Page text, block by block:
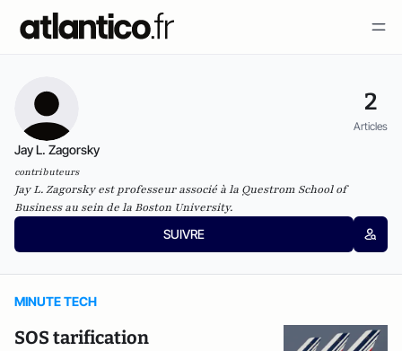
2
Articles
Jay L. Zagorsky
contributeurs
Jay L. Zagorsky est professeur associé à la Questrom School of
Business au sein de la Boston University.
SUIVRE
MINUTE TECH
SOS tarification